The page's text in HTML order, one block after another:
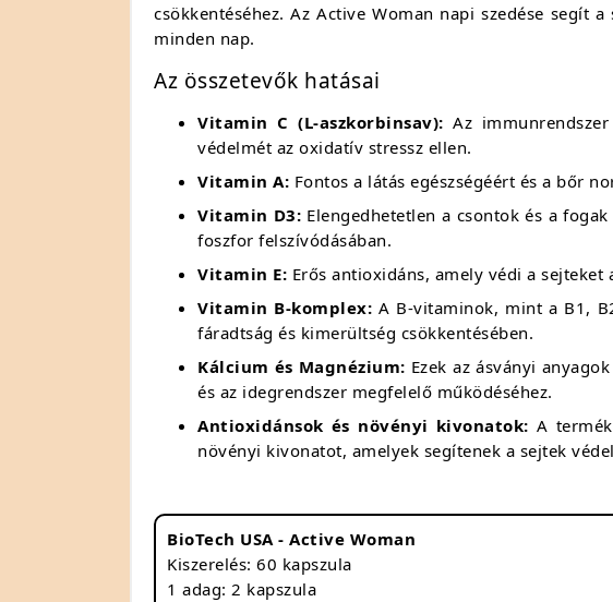
csökkentéséhez. Az Active Woman napi szedése segít
minden nap.
Az összetevők hatásai
Vitamin C (L-aszkorbinsav): Az
védelmét az oxidatív stressz ellen.
Vitamin A: Fontos a látás egészségéért és a bőr
Vitamin D3: Elengedhetetlen a csontok és a
foszfor felszívódásában.
Vitamin E: Erős antioxidáns, amely védi a
Vitamin B-komplex: A B-vitaminok, mint a B1,
fáradtság és kimerültség csökkentésében.
Kálcium és Magnézium: Ezek az ásványi
és az idegrendszer megfelelő működéséhez.
Antioxidánsok és növényi kivonatok: A
növényi kivonatot, amelyek segítenek a sejtek
BioTech USA - Active Woman
Kiszerelés: 60 kapszula
1 adag: 2 kapszula